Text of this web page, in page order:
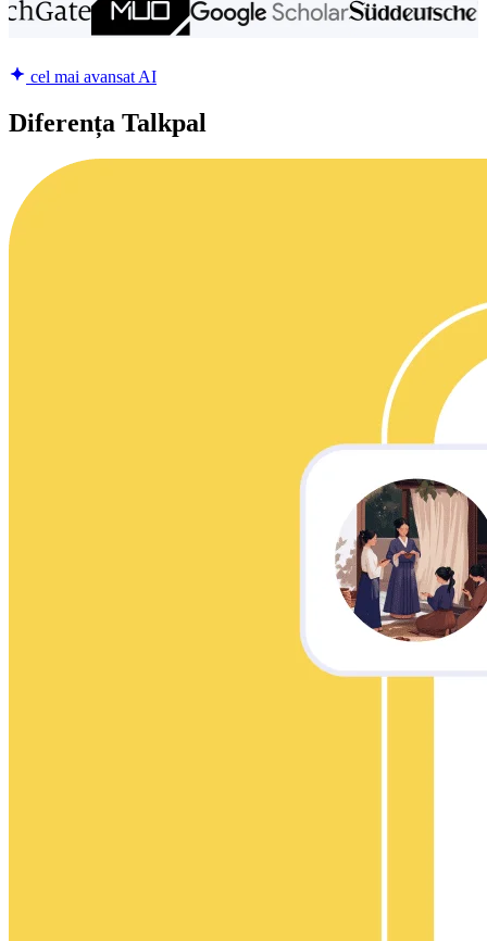
cel mai avansat AI
Diferența Talkpal